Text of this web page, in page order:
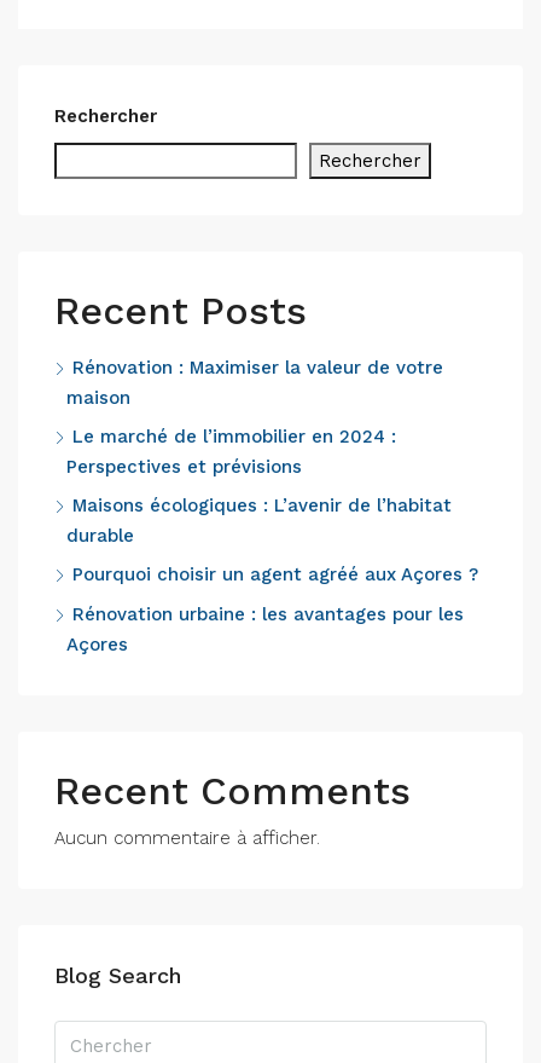
Rechercher
Rechercher
Recent Posts
Rénovation : Maximiser la valeur de votre
maison
Le marché de l’immobilier en 2024 :
Perspectives et prévisions
Maisons écologiques : L’avenir de l’habitat
durable
Pourquoi choisir un agent agréé aux Açores ?
Rénovation urbaine : les avantages pour les
Açores
Recent Comments
Aucun commentaire à afficher.
Blog Search